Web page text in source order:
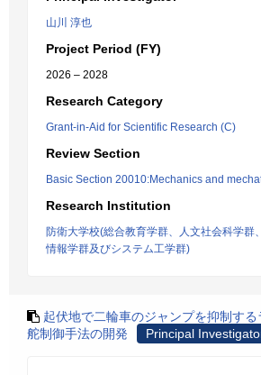
山川 淳也
Project Period (FY)
2026 – 2028
Research Category
Grant-in-Aid for Scientific Research (C)
Review Section
Basic Section 20010:Mechanics and
Research Institution
防衛大学校(総合教育学群、人文社会科学群
情報学群及びシステム工学群)
起伏地で二輪車のジャンプを抑制す
舵制御手法の開発
Principal